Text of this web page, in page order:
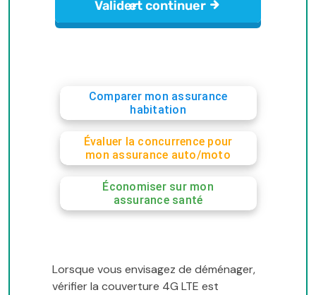
Comparer mon assurance
habitation
Évaluer la concurrence pour
mon assurance auto/moto
Économiser sur mon
assurance santé
Lorsque vous envisagez de déménager,
vérifier la couverture 4G LTE est